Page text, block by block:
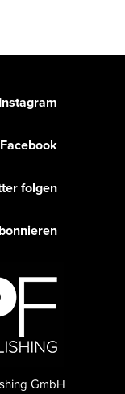
folgen
GmbH